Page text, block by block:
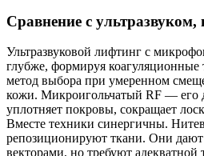
Сравнение с
Ультразвуковой лифтинг с
глубже, формируя
метод выбора при умеренном
кожи. Микроигольчатый RF — его
уплотняет покровы, сокращает
Вместе техники синергичны.
репозиционируют ткани. Они
векторами, но требуют